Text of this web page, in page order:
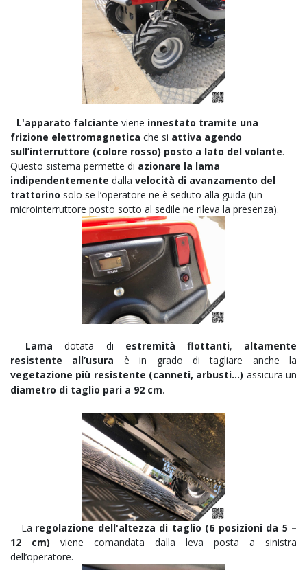
- L'apparato falciante viene innestato tramite una
frizione elettromagnetica che si attiva agendo
sull’interruttore (colore rosso) posto a lato del volante.
Questo sistema permette di azionare la lama
indipendentemente dalla velocità di avanzamento del
trattorino solo se l’operatore ne è seduto alla guida (un
microinterruttore posto sotto al sedile ne rileva la presenza).
- Lama dotata di estremità flottanti, altamente
resistente all’usura è in grado di tagliare anche la
vegetazione più resistente (canneti, arbusti...) assicura un
diametro di taglio pari a 92 cm.
- La regolazione dell'altezza di taglio (6 posizioni da 5 –
12 cm) viene comandata dalla leva posta a sinistra
dell’operatore.